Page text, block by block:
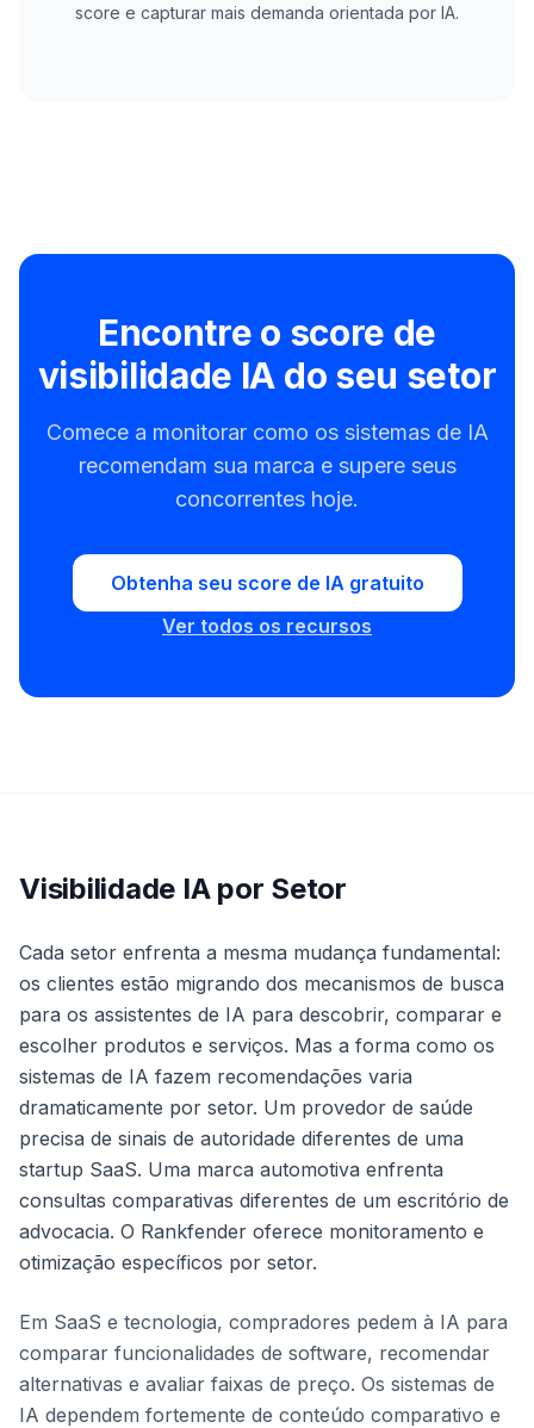
score e capturar mais demanda orientada por IA.
Encontre o score de
visibilidade IA do seu setor
Comece a monitorar como os sistemas de IA
recomendam sua marca e supere seus
concorrentes hoje.
Obtenha seu score de IA gratuito
Ver todos os recursos
Visibilidade IA por Setor
Cada setor enfrenta a mesma mudança fundamental:
os clientes estão migrando dos mecanismos de busca
para os assistentes de IA para descobrir, comparar e
escolher produtos e serviços. Mas a forma como os
sistemas de IA fazem recomendações varia
dramaticamente por setor. Um provedor de saúde
precisa de sinais de autoridade diferentes de uma
startup SaaS. Uma marca automotiva enfrenta
consultas comparativas diferentes de um escritório de
advocacia. O Rankfender oferece monitoramento e
otimização específicos por setor.
Em SaaS e tecnologia, compradores pedem à IA para
comparar funcionalidades de software, recomendar
alternativas e avaliar faixas de preço. Os sistemas de
IA dependem fortemente de conteúdo comparativo e